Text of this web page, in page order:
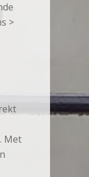
>
Met